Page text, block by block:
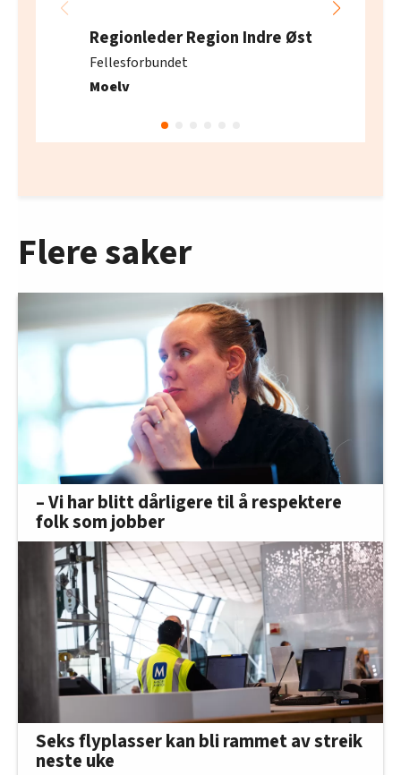
Regionleder Region Indre Øst
Fellesforbundet
Moelv
Flere saker
– Vi har blitt dårligere til å respektere
folk som jobber
Seks flyplasser kan bli rammet av streik
neste uke